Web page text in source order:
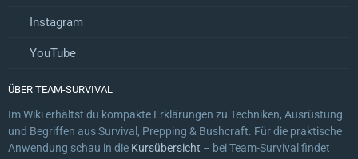
Instagram
YouTube
ÜBER TEAM-SURVIVAL
Im Wiki erhältst du kompakte Erklärungen zu Techniken, Ausrüstung
und Begriffen aus Survival, Prepping & Bushcraft. Für die praktische
Anwendung schau in die Kursübersicht – bei Team-Survival findet